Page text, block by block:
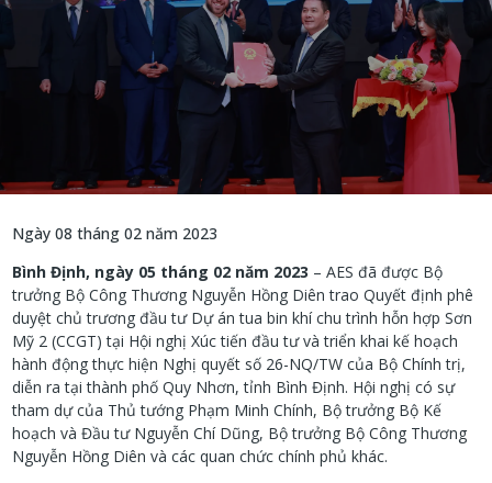
Ngày 08 tháng 02 năm 2023
Bình Định, ngày 05 tháng 02 năm 2023 – AES đã được Bộ
trưởng Bộ Công Thương Nguyễn Hồng Diên trao Quyết định phê
duyệt chủ trương đầu tư Dự án tua bin khí chu trình hỗn hợp Sơn
Mỹ 2 (CCGT) tại Hội nghị Xúc tiến đầu tư và triển khai kế hoạch
hành động thực hiện Nghị quyết số 26-NQ/TW của Bộ Chính trị,
diễn ra tại thành phố Quy Nhơn, tỉnh Bình Định. Hội nghị có sự
tham dự của Thủ tướng Phạm Minh Chính, Bộ trưởng Bộ Kế
hoạch và Đầu tư Nguyễn Chí Dũng, Bộ trưởng Bộ Công Thương
Nguyễn Hồng Diên và các quan chức chính phủ khác.